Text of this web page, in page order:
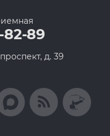
82-89
д. 39